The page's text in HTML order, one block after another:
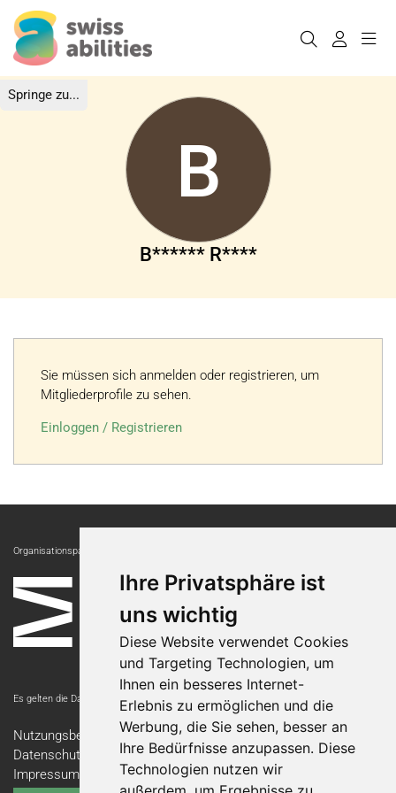
Springe zu...
Ihre Privatsphäre ist
uns wichtig
Diese Website verwendet Cookies
und Targeting Technologien, um
Ihnen ein besseres Internet-
Erlebnis zu ermöglichen und die
Werbung, die Sie sehen, besser an
Ihre Bedürfnisse anzupassen. Diese
Technologien nutzen wir
B
B****** R****
Sie müssen sich anmelden oder registrieren, um
Mitgliederprofile zu sehen.
Einloggen / Registrieren
Organisationspartnerin:
Es gelten die Datenschutzbestimmungen der Messe Luzern AG.
Nutzungsbedingungen
Datenschutzerklärung
Impressum